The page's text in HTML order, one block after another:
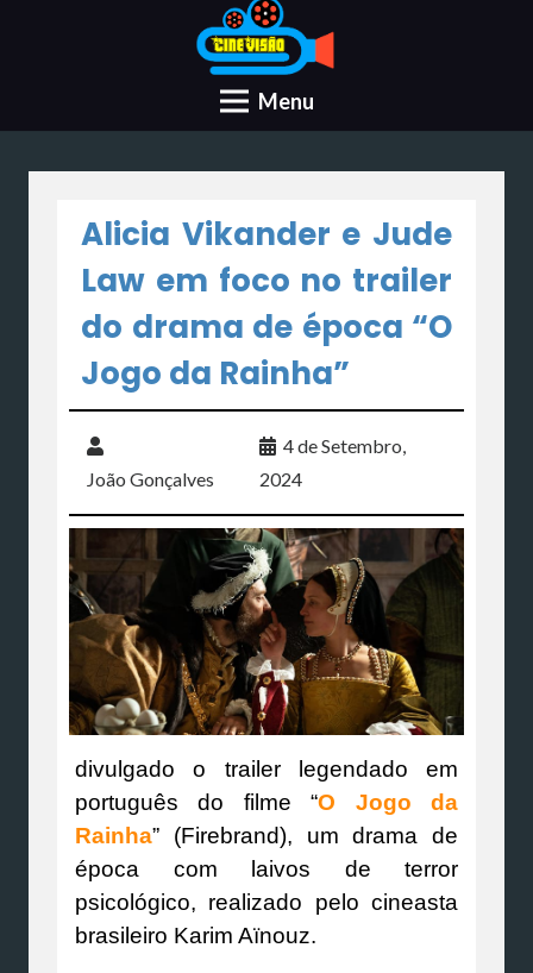
Menu
Alicia Vikander e Jude
Law em foco no trailer
do drama de época “O
Jogo da Rainha”
João Gonçalves
4 de Setembro,
2024
divulgado o trailer legendado em
português do filme “O Jogo da
Rainha” (Firebrand), um drama de
época com laivos de terror
psicológico, realizado pelo cineasta
brasileiro Karim Aïnouz.